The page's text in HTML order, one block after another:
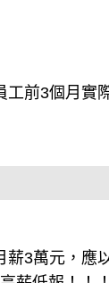
前3個月實
3萬元，應